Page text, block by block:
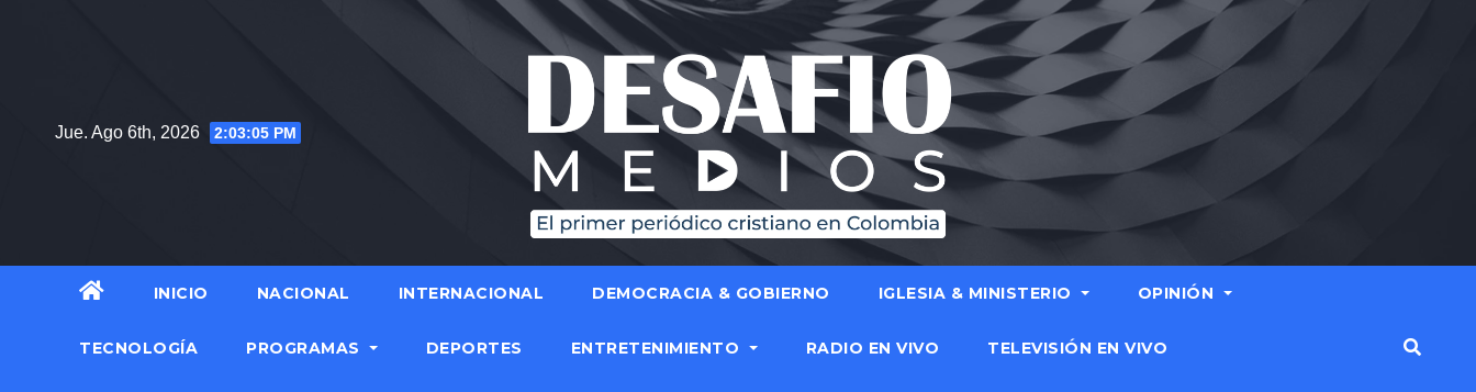
Jue. Ago 6th, 2026 2:03:07 PM
INICIO NACIONAL INTERNACIONAL DEMOCRACIA & GOBIERNO IGLESIA & MINISTERIO OPINIÓN
TECNOLOGÍA PROGRAMAS DEPORTES ENTRETENIMIENTO RADIO EN VIVO TELEVISIÓN EN VIVO